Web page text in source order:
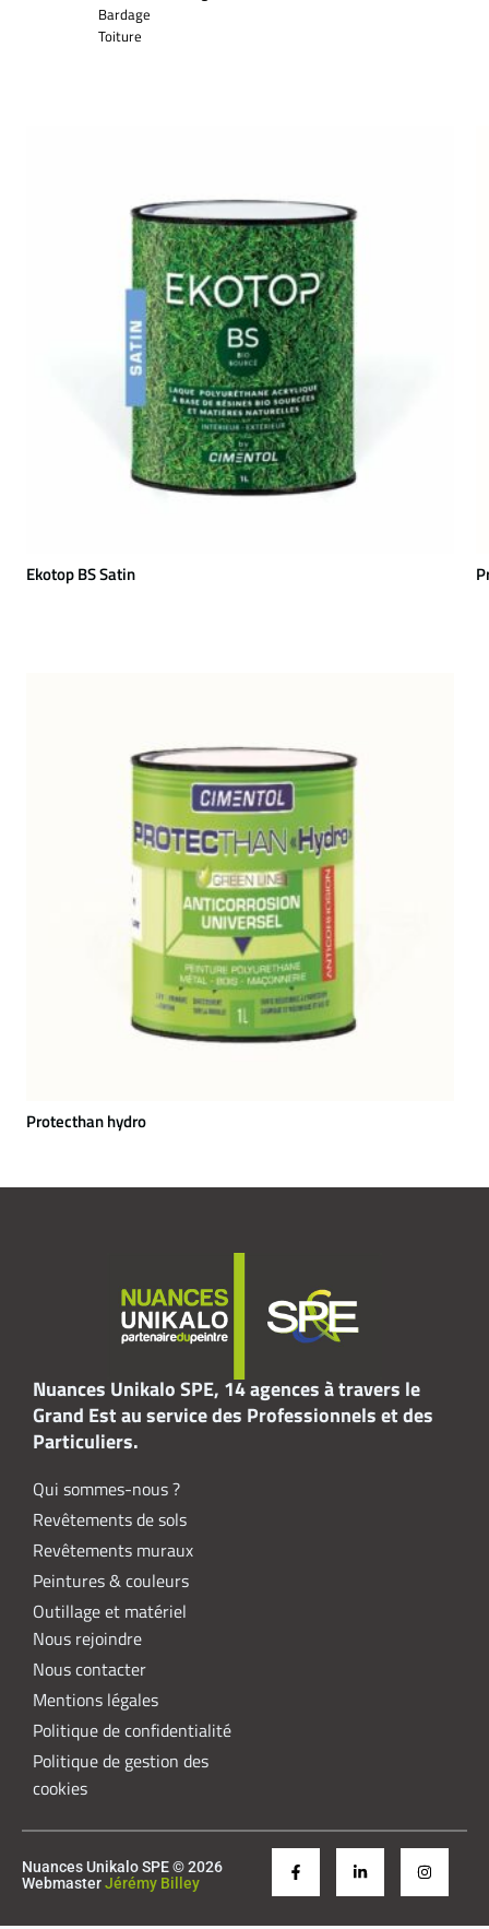
Bardage
Toiture
Ekotop BS Satin
Protecthan hydro
Nuances Unikalo SPE, 14 agences à travers le
Grand Est au service des Professionnels et des
Particuliers.
Qui sommes-nous ?
Revêtements de sols
Revêtements muraux
Peintures & couleurs
Outillage et matériel
Nous rejoindre
Nous contacter
Mentions légales
Politique de confidentialité
Politique de gestion des
cookies
Nuances Unikalo SPE © 2026
WebmasterJérémy Billey